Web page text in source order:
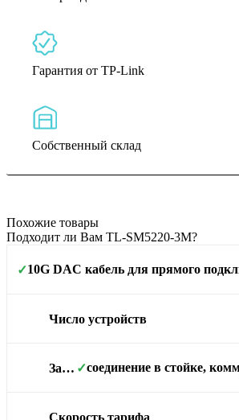
Гарантия от TP-Link
Собственный склад
Похожие товары
Подходит ли Вам TL-SM5220-3M?
Площадь покрытия
✓10G DAC кабель для прямого
Число устройств
Задачи ✓соединение в стойке,
Скорость тарифа